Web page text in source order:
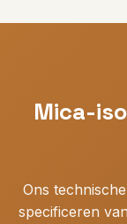
Mica-
Ons
specificeren